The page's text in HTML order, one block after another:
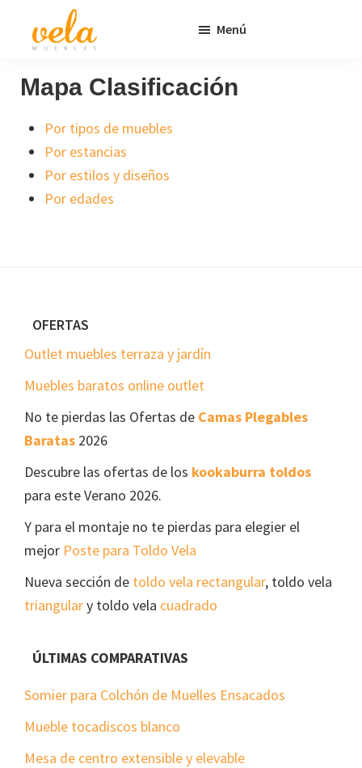
principalMuebles
Baratos
Online
Menú
Mapa Clasificación
Por tipos de muebles
Por estancias
Por estilos y diseños
Por edades
FooterOFERTAS
Outlet muebles terraza y jardín
Muebles baratos online outlet
No te pierdas las Ofertas de Camas Plegables
Baratas 2026
Descubre las ofertas de los kookaburra toldos
para este Verano 2026.
Y para el montaje no te pierdas para elegier el
mejor Poste para Toldo Vela
Nueva sección de toldo vela rectangular, toldo vela
triangulary toldo vela cuadrado
ÚLTIMAS COMPARATIVAS
Somier para Colchón de Muelles Ensacados
Mueble tocadiscos blanco
Mesa de centro extensible y elevable